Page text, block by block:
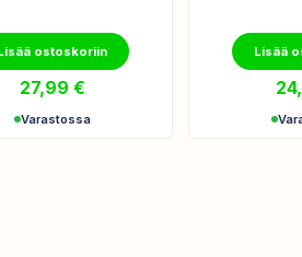
ostoskoriin
27,99 €
Varastossa
Lisää